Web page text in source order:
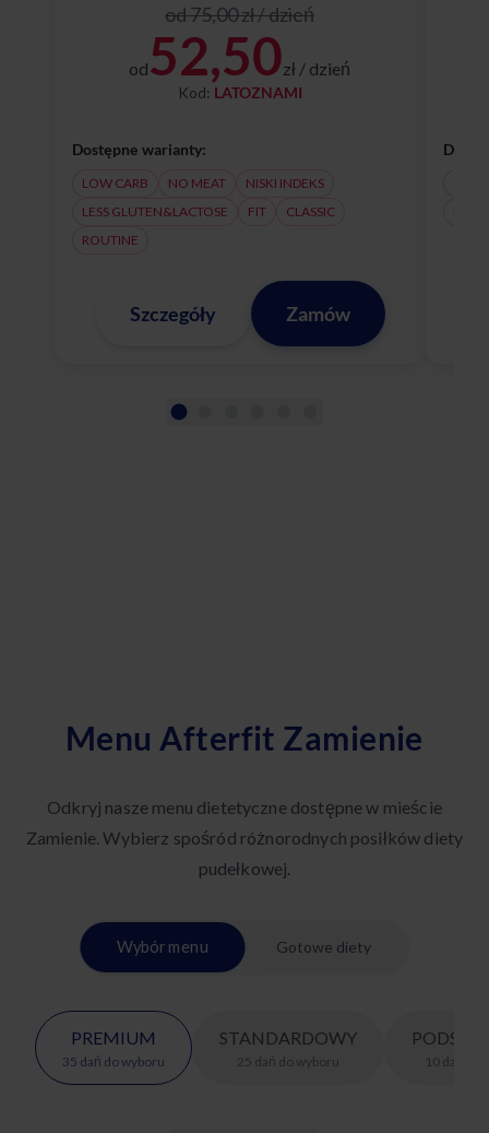
od 75,00 zł / dzień
od52,50zł / dzień
Kod: LATOZNAMI
Dostępne warianty:
LOW CARB NO MEAT
NISKI INDEKS
LESS GLUTEN&LACTOSE
FIT
CLASSIC
ROUTINE
Szczegóły Zamów
Menu Afterfit Zamienie
Odkryj nasze menu dietetyczne dostępne w mieście
Zamienie. Wybierz spośród różnorodnych posiłków diety
pudełkowej.
Wybór menu Gotowe diety
PREMIUM
35 dań do wyboru
STANDARDOWY
25 dań do wyboru 10 dań